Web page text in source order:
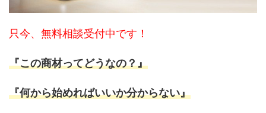
只今、無料相談受付中です！
『この商材ってどうなの？』
『何から始めればいいか分からない』